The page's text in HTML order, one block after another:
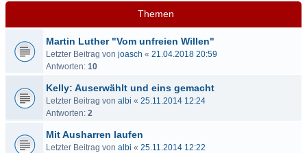
Themen
Martin Luther "Vom unfreien Willen"
Letzter Beitrag von joasch « 21.04.2018 20:59
Antworten: 10
Kelly: Auserwählt und eins gemacht
Letzter Beitrag von albi « 25.11.2014 12:24
Antworten: 2
Mit Ausharren laufen
Letzter Beitrag von albi « 25.11.2014 12:22